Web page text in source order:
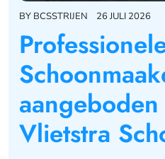
BY BCSSTRIJEN 26 JULI 2026
Vlietstra